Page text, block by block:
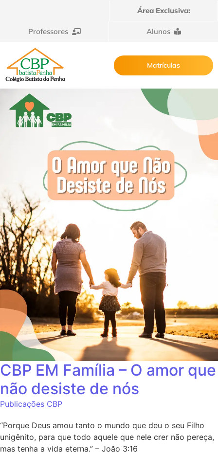
Área Exclusiva:
Professores Alunos
Matrículas
CBP EM Família – O amor que
não desiste de nós
Publicações CBP
“Porque Deus amou tanto o mundo que deu o seu Filho
unigênito, para que todo aquele que nele crer não pereça,
mas tenha a vida eterna.” – João 3:16